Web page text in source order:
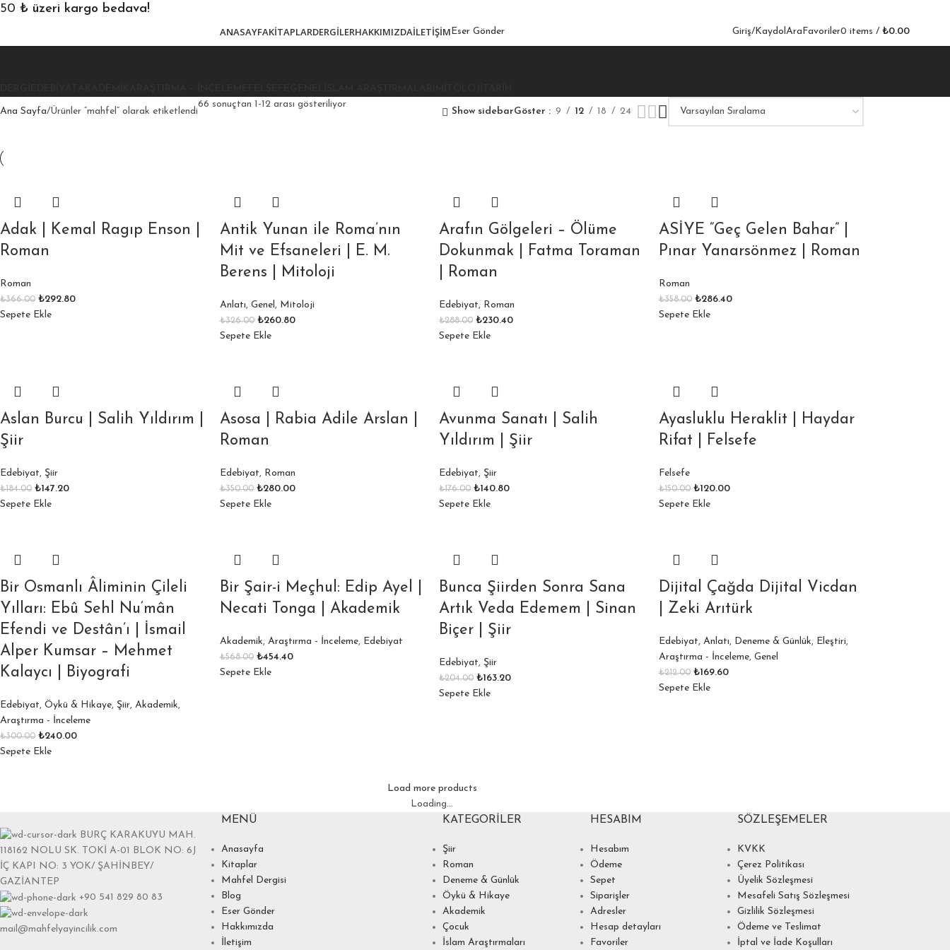
₺ üzeri kargo bedava!
ANASAYFAKITAPLARDERGILERHAKKIMIZDAİLETIŞIMEser Gönder Giriş/KaydolAraFavoriler0 items / ₺0.00
Ana Sayfa Ürünler “mahfel” olarak etiketlendi
66 sonuçtan 1-12 arası gösteriliyor
Show sidebarGöster 9 12 18 24
Adak | Kemal Ragıp Enson |
Roman
Roman
₺366.00 ₺292.80
Sepete Ekle
Antik Yunan ile Roma’nın
Mit ve Efsaneleri | E. M.
Berens | Mitoloji
Anlatı, Genel, Mitoloji
₺326.00 ₺260.80
Sepete Ekle
Arafın Gölgeleri – Ölüme
Dokunmak | Fatma Toraman
| Roman
Edebiyat, Roman
₺288.00 ₺230.40
Sepete Ekle
ASİYE “Geç Gelen Bahar” |
Pınar Yanarsönmez | Roman
Roman
₺358.00 ₺286.40
Sepete Ekle
Aslan Burcu | Salih Yıldırım |
Şiir
Edebiyat, Şiir
₺184.00 ₺147.20
Sepete Ekle
Asosa | Rabia Adile Arslan |
Roman
Edebiyat, Roman
₺350.00 ₺280.00
Sepete Ekle
Avunma Sanatı | Salih
Yıldırım | Şiir
Edebiyat, Şiir
₺176.00 ₺140.80
Sepete Ekle
Ayasluklu Heraklit | Haydar
Rifat | Felsefe
Felsefe
₺150.00 ₺120.00
Sepete Ekle
Bir Osmanlı Âliminin Çileli
Yılları: Ebû Sehl Nu‘mân
Efendi ve Destân’ı | İsmail
Alper Kumsar – Mehmet
Kalaycı | Biyografi
Edebiyat, Öykü & Hikaye, Şiir, Akademik,
Araştırma - İnceleme
₺300.00 ₺240.00
Sepete Ekle
Bir Şair-i Meçhul: Edip Ayel |
Necati Tonga | Akademik
Akademik, Araştırma - İnceleme, Edebiyat
₺568.00 ₺454.40
Sepete Ekle
Bunca Şiirden Sonra Sana
Artık Veda Edemem | Sinan
Biçer | Şiir
Edebiyat, Şiir
₺204.00 ₺163.20
Sepete Ekle
Dijital Çağda Dijital Vicdan
| Zeki Arıtürk
Edebiyat, Anlatı, Deneme & Günlük, Eleştiri,
Araştırma - İnceleme, Genel
₺212.00 ₺169.60
Sepete Ekle
Load more products
Loading...
BURÇ KARAKUYU MAH.
118162 NOLU SK. TOKİ A-01 BLOK NO: 6J
İÇ KAPI NO: 3 YOK/ ŞAHİNBEY/
GAZİANTEP
+90 541 829 80 83
mail@mahfelyayincilik.com
MENÜ
Anasayfa
Kitaplar
Mahfel Dergisi
Blog
Eser Gönder
Hakkımızda
İletişim
KATEGORILER
Şiir
Roman
Deneme & Günlük
Öykü & Hikaye
Akademik
Çocuk
İslam Araştırmaları
HESABIM
Hesabım
Ödeme
Sepet
Siparişler
Adresler
Hesap detayları
Favoriler
SÖZLEŞEMELER
KVKK
Çerez Politikası
Üyelik Sözleşmesi
Mesafeli Satış Sözleşmesi
Gizlilik Sözleşmesi
Ödeme ve Teslimat
İptal ve İade Koşulları